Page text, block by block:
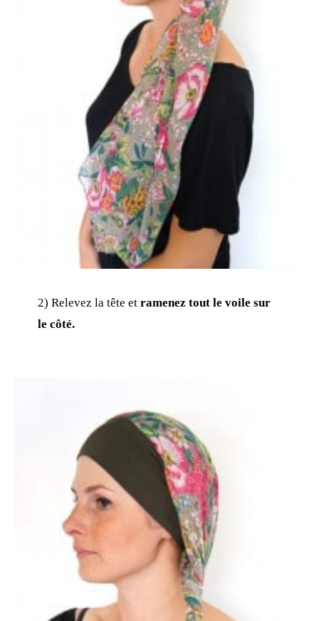
2) Relevez la tête et ramenez tout le voile sur
le côté.